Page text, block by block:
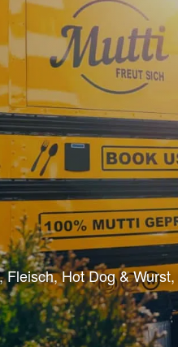
Fleisch Hot Dog & Wurst